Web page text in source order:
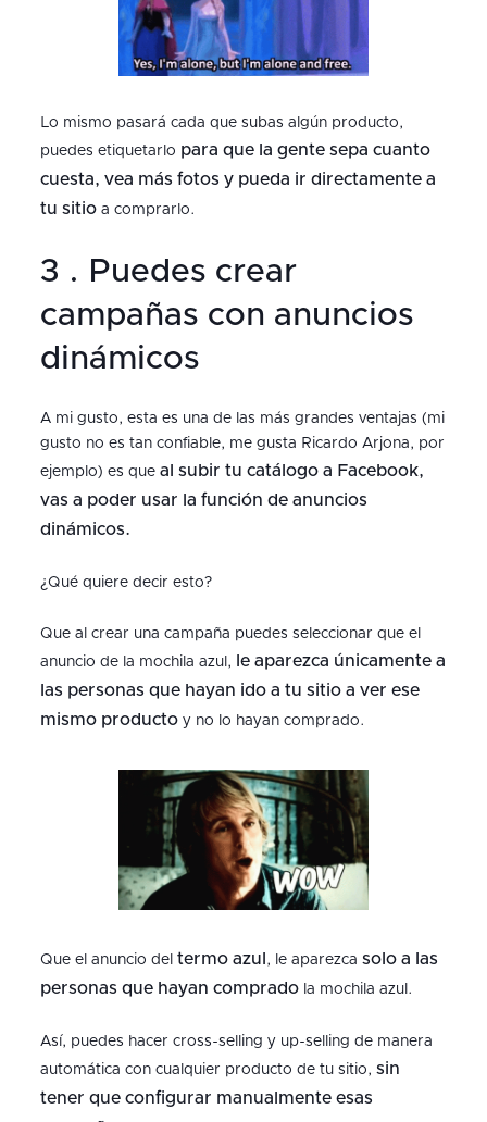
Lo mismo pasará cada que subas algún producto,
puedes etiquetarlo para que la gente sepa cuanto
cuesta, vea más fotos y pueda ir directamente a
tu sitioa comprarlo.
3 . Puedes crear
campañas con anuncios
dinámicos
A mi gusto, esta es una de las más grandes ventajas (mi
gusto no es tan confiable, me gusta Ricardo Arjona, por
ejemplo) es que al subir tu catálogo a Facebook,
vas a poder usar la función de anuncios
dinámicos.
¿Qué quiere decir esto?
Que al crear una campaña puedes seleccionar que el
anuncio de la mochila azul,
le aparezca únicamente a
las personas que hayan ido a tu sitio a ver ese
mismo productoy no lo hayan comprado.
Que el anuncio del termo azul , le aparezca solo a las
personas que hayan compradola mochila azul.
Así, puedes hacer cross-selling y up-selling de manera
automática con cualquier producto de tu sitio, sin
tener que configurar manualmente esas